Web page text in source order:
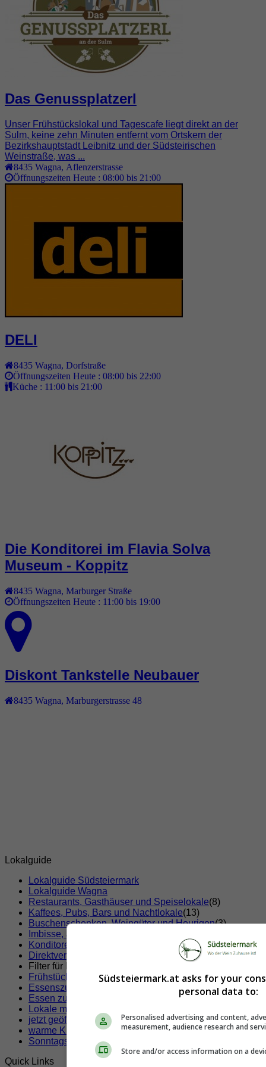
Das Genussplatzerl
Unser Frühstückslokal und Tagescafe liegt direkt an der
Sulm, keine zehn Minuten entfernt vom Ortskern der
Bezirkshauptstadt Leibnitz und der Südsteirischen
Weinstraße, was ...
8435 Wagna, Aflenzerstrasse
Öffnungszeiten Heute : 08:00 bis 21:00
DELI
8435 Wagna Dorfstraße
Öffnungszeiten Heute : 08:00 bis 22:00
Küche : 11:00 bis 21:00
Die Konditorei im Flavia Solva
Museum - Koppitz
8435 Wagna Marburger Straße
Öffnungszeiten Heute : 11:00 bis 19:00
Diskont Tankstelle Neubauer
8435 Wagna Marburgerstrasse 48
Lokalguide
Lokalguide Südsteiermark
Lokalguide Wagna
Restaurants, Gasthäuser und Speiselokale(8)
Kaffees, Pubs, Bars und Nachtlokale(13)
Buschenschenken, Weingüter und Heurigen(3)
Imbisse, Jausenstationen
Konditoreien und Eissalons
Direktvermarkter, Bauernläden und Bauernmärkte(1)
Filter für Ihre Suche!
Frühstücken
Essenszustellung
Essen zum Mitnehmen
Lokale mit Klimaanlage
jetzt geöffnete Lokale
warme Küche jetzt
Sonntags geöffnete Lokale
Quick Links
Südsteiermark.at asks for your
personal data to:
Personalised advertising and content,
measurement, audience research and
Store and/or access information on a